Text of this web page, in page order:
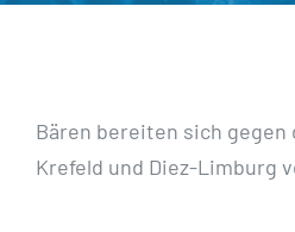
Bären bereiten sich gegen
Krefeld und Diez-Limburg